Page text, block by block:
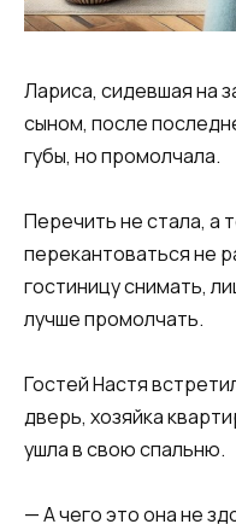
Лариса, сидевшая на
сыном, после
губы, но промолчала.
Перечить не стала, а
перекантоваться не
гостиницу снимать,
лучше промолчать.
Гостей Настя
дверь, хозяйка
ушла в свою спальню.
— А чего это она не